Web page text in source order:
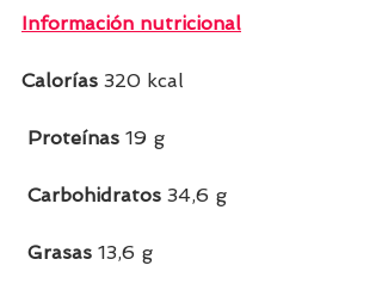
Información nutricional
Calorías 320 kcal
Proteínas 19 g
Carbohidratos 34,6 g
Grasas 13,6 g